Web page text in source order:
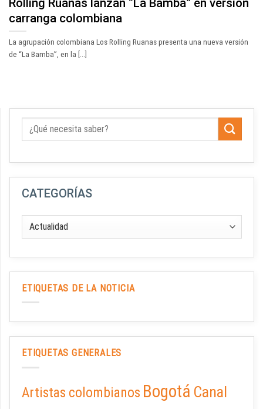
carranga colombiana
La agrupación colombiana Los Rolling Ruanas presenta una nueva versión
de “La Bamba”, en la [...]
CATEGORÍAS
ETIQUETAS DE LA NOTICIA
ETIQUETAS GENERALES
Artistas colombianos Bogotá Canal